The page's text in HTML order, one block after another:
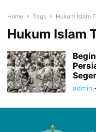
Home Tags Hukum Islam
Hukum Islam
admin